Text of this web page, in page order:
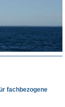
fachbezogene